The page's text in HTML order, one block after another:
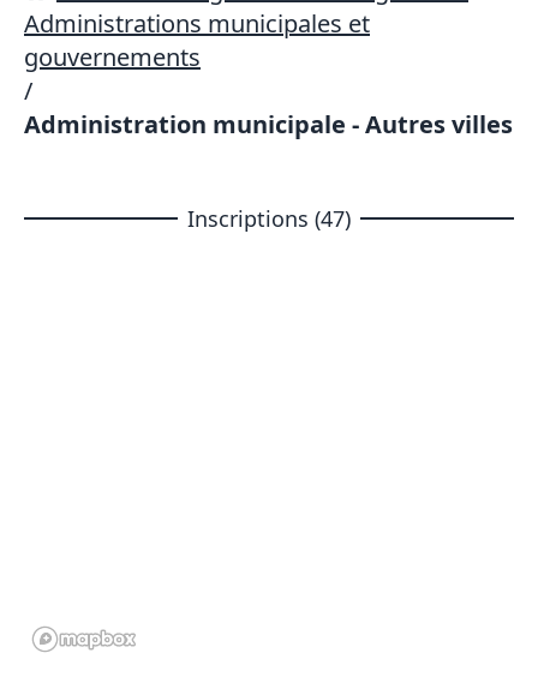
Administrations municipales et
gouvernements
/
Administration municipale - Autres villes
Inscriptions (47)